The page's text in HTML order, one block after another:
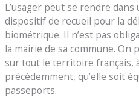
L’usager peut se rendre dans
dispositif de recueil pour la
biométrique. Il n’est pas
la mairie de sa commune. On
sur tout le territoire français,
précédemment, qu’elle soit
passeports.